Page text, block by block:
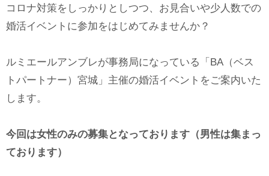
コロナ対策をしっかりとしつつ、お見合いや少人数での
婚活イベントに参加をはじめてみませんか？
ルミエールアンブレが事務局になっている「BA（ベス
トパートナー）宮城」主催の婚活イベントをご案内いた
します。
今回は女性のみの募集となっております（男性は集まっ
ております）